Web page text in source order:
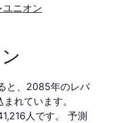
ユニオン
と、2085年のレバ
れています。
人です。 予測